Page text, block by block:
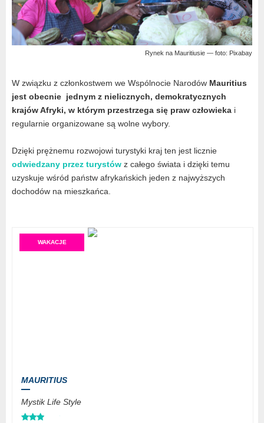
Rynek na Mauritiusie — foto: Pixabay
W związku z członkostwem we Wspólnocie Narodów Mauritius
jest obecnie jednym z nielicznych, demokratycznych
krajów Afryki, w którym przestrzega się praw człowieka i
regularnie organizowane są wolne wybory.
Dzięki prężnemu rozwojowi turystyki kraj ten jest licznie
odwiedzany przez turystów z całego świata i dzięki temu
uzyskuje wśród państw afrykańskich jeden z najwyższych
dochodów na mieszkańca.
WAKACJE
MAURITIUS
Mystik Life Style